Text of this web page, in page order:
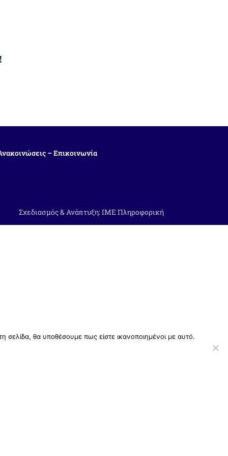
– Επικοινωνία
Σχεδιασμός & Ανάπτυξη:ΙΜΕ Πληροφορική
σελίδα, θα υποθέσουμε πως είστε ικανοποιημένοι με αυτό.